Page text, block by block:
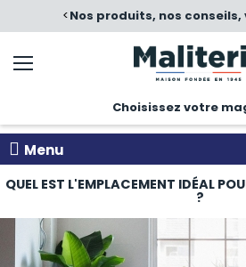
<Nos produits, nos
Choisissez votre
Menu
QUEL EST L'EMPLACEMENT IDÉAL
?